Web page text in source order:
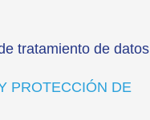
tratamiento de datos
PROTECCIÓN DE